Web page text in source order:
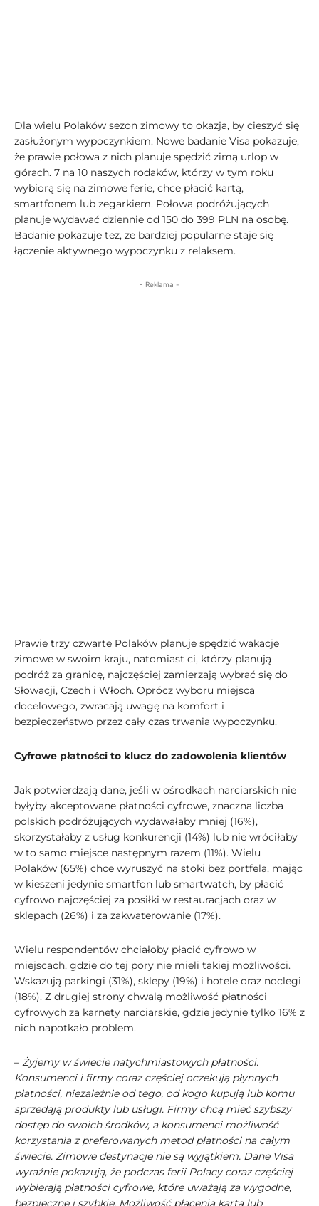
Dla wielu Polaków sezon zimowy to okazja, by cieszyć się
zasłużonym wypoczynkiem. Nowe badanie Visa pokazuje,
że prawie połowa z nich planuje spędzić zimą urlop w
górach. 7 na 10 naszych rodaków, którzy w tym roku
wybiorą się na zimowe ferie, chce płacić kartą,
smartfonem lub zegarkiem. Połowa podróżujących
planuje wydawać dziennie od 150 do 399 PLN na osobę.
Badanie pokazuje też, że bardziej popularne staje się
łączenie aktywnego wypoczynku z relaksem.
- Reklama -
Prawie trzy czwarte Polaków planuje spędzić wakacje
zimowe w swoim kraju, natomiast ci, którzy planują
podróż za granicę, najczęściej zamierzają wybrać się do
Słowacji, Czech i Włoch. Oprócz wyboru miejsca
docelowego, zwracają uwagę na komfort i
bezpieczeństwo przez cały czas trwania wypoczynku.
Cyfrowe płatności to klucz do zadowolenia klientów
Jak potwierdzają dane, jeśli w ośrodkach narciarskich nie
byłyby akceptowane płatności cyfrowe, znaczna liczba
polskich podróżujących wydawałaby mniej (16%),
skorzystałaby z usług konkurencji (14%) lub nie wróciłaby
w to samo miejsce następnym razem (11%). Wielu
Polaków (65%) chce wyruszyć na stoki bez portfela, mając
w kieszeni jedynie smartfon lub smartwatch, by płacić
cyfrowo najczęściej za posiłki w restauracjach oraz w
sklepach (26%) i za zakwaterowanie (17%).
Wielu respondentów chciałoby płacić cyfrowo w
miejscach, gdzie do tej pory nie mieli takiej możliwości.
Wskazują parkingi (31%), sklepy (19%) i hotele oraz noclegi
(18%). Z drugiej strony chwalą możliwość płatności
cyfrowych za karnety narciarskie, gdzie jedynie tylko 16% z
nich napotkało problem.
– Żyjemy w świecie natychmiastowych płatności.
Konsumenci i firmy coraz częściej oczekują płynnych
płatności, niezależnie od tego, od kogo kupują lub komu
sprzedają produkty lub usługi. Firmy chcą mieć szybszy
dostęp do swoich środków, a konsumenci możliwość
korzystania z preferowanych metod płatności na całym
świecie. Zimowe destynacje nie są wyjątkiem. Dane Visa
wyraźnie pokazują, że podczas ferii Polacy coraz częściej
wybierają płatności cyfrowe, które uważają za wygodne,
bezpieczne i szybkie. Możliwość płacenia kartą lub